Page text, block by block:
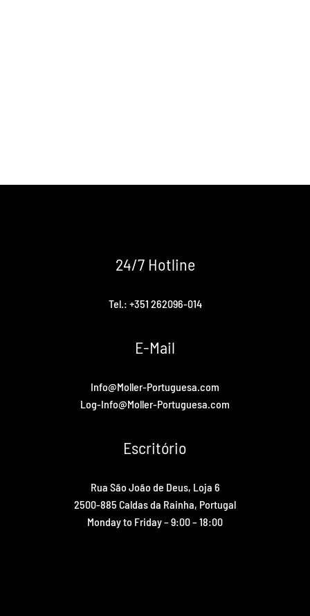
24/7 Hotline
Tel.: +351 262096-014
E-Mail
Info@Moller-Portuguesa.com
Log-Info@Moller-Portuguesa.com
Escritório
Rua São João de Deus, Loja 6
2500-885 Caldas da Rainha, Portugal
Monday to Friday – 9:00 – 18:00